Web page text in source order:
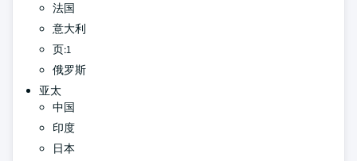
法国
意大利
页:1
俄罗斯
亚太
中国
印度
日本